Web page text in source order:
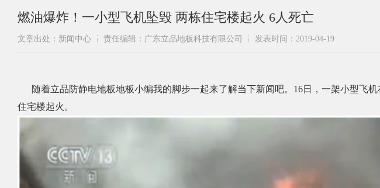
燃油爆炸！一小型飞机坠毁 两栋住宅楼起火 6人死亡
文章出处：新闻中心 责任编辑：广东立品地板科技有限公司 发表时间：2019-04-19
随着立品防静电地板地板小编我的脚步一起来了解当下新闻吧。16日，一架小型飞
住宅楼起火。